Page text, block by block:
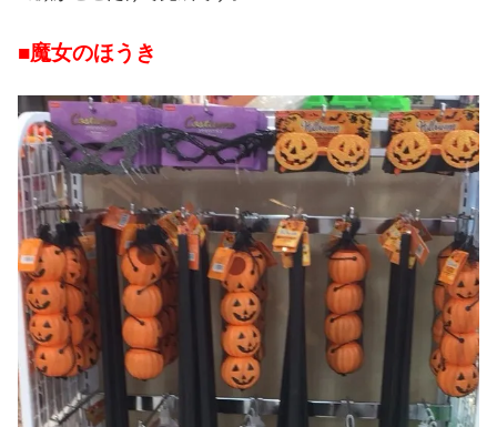
■魔女のほうき